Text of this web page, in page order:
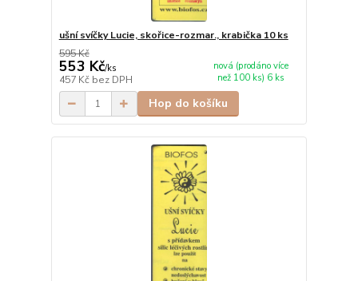
ušní svíčky Lucie, skořice-rozmar., krabička 10 ks
595 Kč
553 Kč/ks
457 Kč bez DPH
nová (prodáno více
než 100 ks) 6 ks
Hop do košíku